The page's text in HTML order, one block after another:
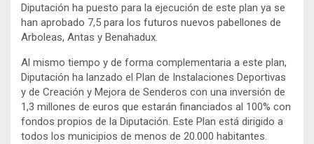
Diputación ha puesto para la ejecución de este plan ya se
han aprobado 7,5 para los futuros nuevos pabellones de
Arboleas, Antas y Benahadux.
Al mismo tiempo y de forma complementaria a este plan,
Diputación ha lanzado el Plan de Instalaciones Deportivas
y de Creación y Mejora de Senderos con una inversión de
1,3 millones de euros que estarán financiados al 100% con
fondos propios de la Diputación. Este Plan está dirigido a
todos los municipios de menos de 20.000 habitantes.